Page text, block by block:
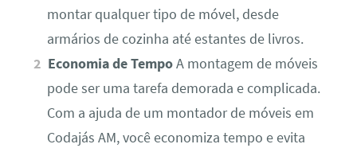
montar qualquer tipo de móvel, desde
armários de cozinha até estantes de livros.
Economia de TempoA montagem de móveis
pode ser uma tarefa demorada e complicada.
Com a ajuda de um montador de móveis em
Codajás AM, você economiza tempo e evita